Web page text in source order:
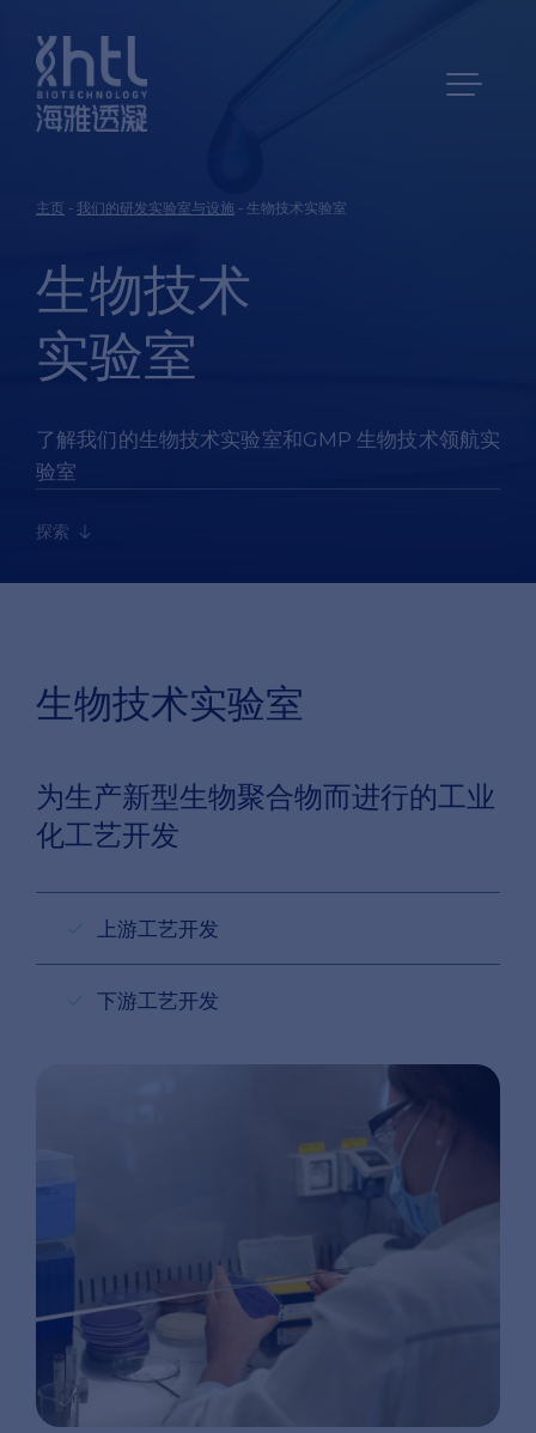
主页 - 我们的研发实验室与设施 - 生物技术实验室
生物技术
实验室
了解我们的生物技术实验室和GMP 生物技术领航实
验室
探索
生物技术实验室
为生产新型生物聚合物而进行的工业
化工艺开发
上游工艺开发
下游工艺开发